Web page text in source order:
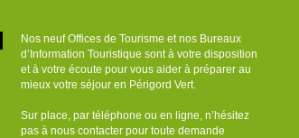
Nos neuf Offices de Tourisme et nos Bureaux
d’Information Touristique sont à votre disposition
et à votre écoute pour vous aider à préparer au
mieux votre séjour en Périgord Vert.
Sur place, par téléphone ou en ligne, n’hésitez
pas à nous contacter pour toute demande